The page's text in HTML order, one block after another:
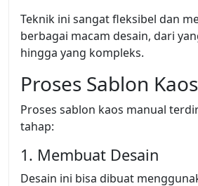
Teknik ini sangat fleksibel dan
berbagai macam desain, dari
hingga yang kompleks.
Proses Sablon
Proses sablon kaos manual
tahap:
1. Membuat Desain
Desain ini bisa dibuat